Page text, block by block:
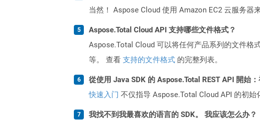
当然！ Aspose Cloud 使用 Amazon EC2 云服务
Aspose.Total Cloud API 支持哪些文件格式？
Aspose.Total Cloud 可以将任何产品系列的文件格
等。 查看 支持的文件格式 的完整列表。
從使用 Java SDK 的 Aspose.Total REST API 開始
快速入门 不仅指导 Aspose.Total Cloud API 的初始
我找不到我最喜欢的语言的 SDK。 我应该怎么办？